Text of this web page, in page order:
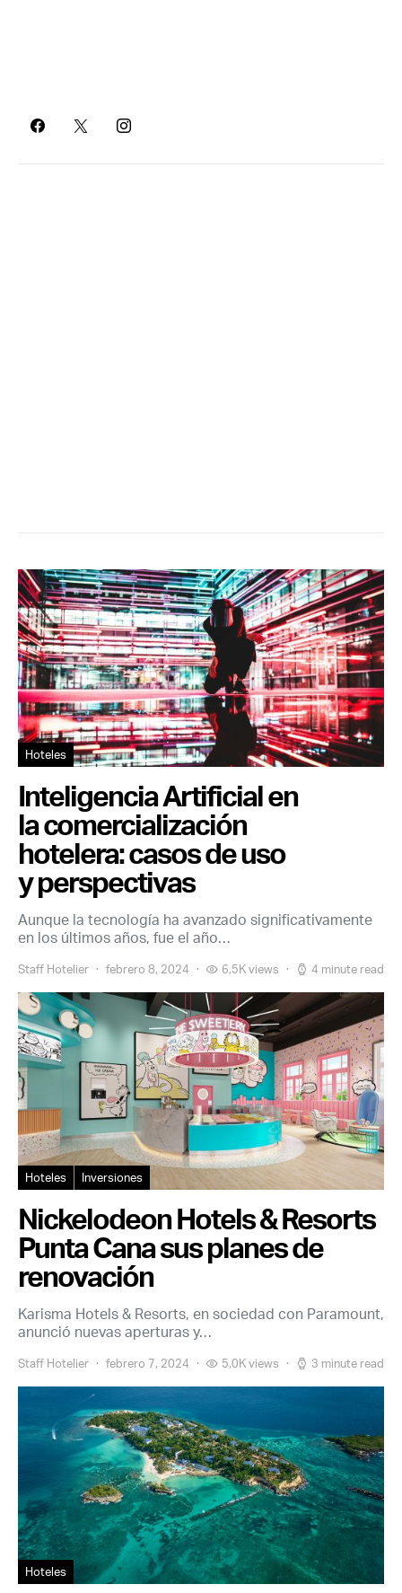
Hoteles
Inteligencia Artificial en
la comercialización
hotelera: casos de uso
y perspectivas
Aunque la tecnología ha avanzado significativamente
en los últimos años, fue el año…
Staff Hotelier febrero 8, 2024 6,5K views 4 minute read
Hoteles Inversiones
Nickelodeon Hotels & Resorts
Punta Cana sus planes de
renovación
Karisma Hotels & Resorts, en sociedad con Paramount,
anunció nuevas aperturas y…
Staff Hotelier febrero 7, 2024 5,0K views 3 minute read
Hoteles